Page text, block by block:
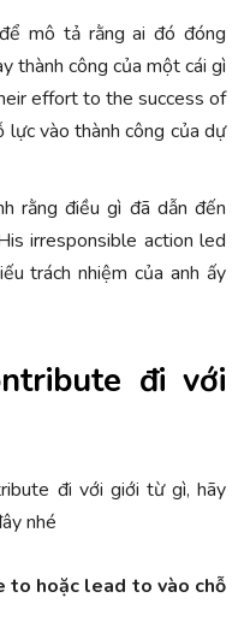
mô tả rằng ai đó đóng
thành công của một cái gì
effort to the success of
vào thành công của dự
rằng điều gì đã dẫn đến
irresponsible action led
trách nhiệm của anh ấy
đi với
đi với giới từ gì, hãy
nhé
hoặc lead to vào chỗ